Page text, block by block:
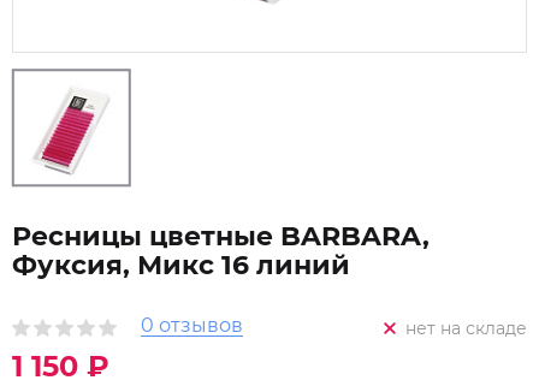
0 отзывов нет на складе
Ресницы цветные BARBARA,
Фуксия, Микс 16 линий
1 150 ₽